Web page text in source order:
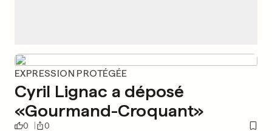
EXPRESSION PROTÉGÉE
Cyril Lignac a déposé
«Gourmand-Croquant»
0 0